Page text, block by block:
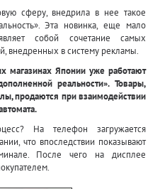
сферу, внедрила в нее такое
Эта новинка, еще мало
собой сочетание самых
внедренных в систему рекламы.
магазинах Японии уже работают
реальности». Товары,
продаются при взаимодействии
На телефон загружается
что впоследствии показывают
После чего на дисплее